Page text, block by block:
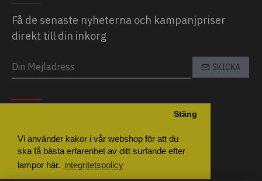
Vi använder kakor i vår webshop för att du
ska få bästa erfarenhet av ditt surfande efter
lampor här. integritetspolicy
Stäng
Få de senaste nyheterna och kampanjpriser
direkt till din inkorg
SKICKA